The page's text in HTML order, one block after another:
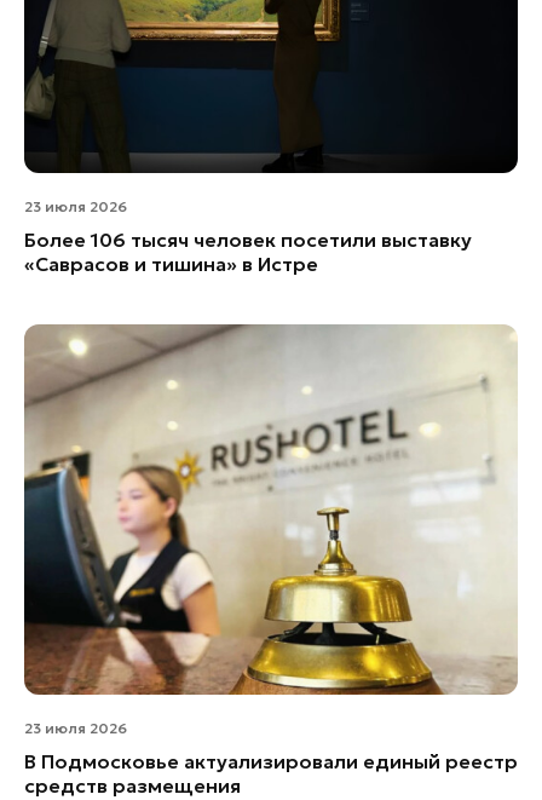
23 июля 2026
Более 106 тысяч человек посетили выставку
«Саврасов и тишина» в Истре
23 июля 2026
В Подмосковье актуализировали единый реестр
средств размещения